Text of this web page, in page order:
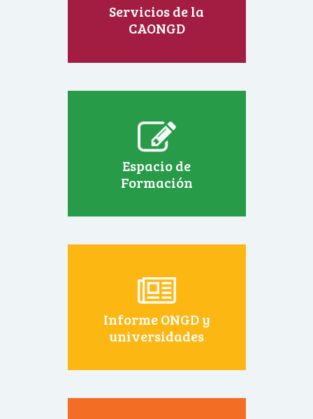
Servicios de la
CAONGD
Espacio de
Formación
Informe ONGD y
universidades